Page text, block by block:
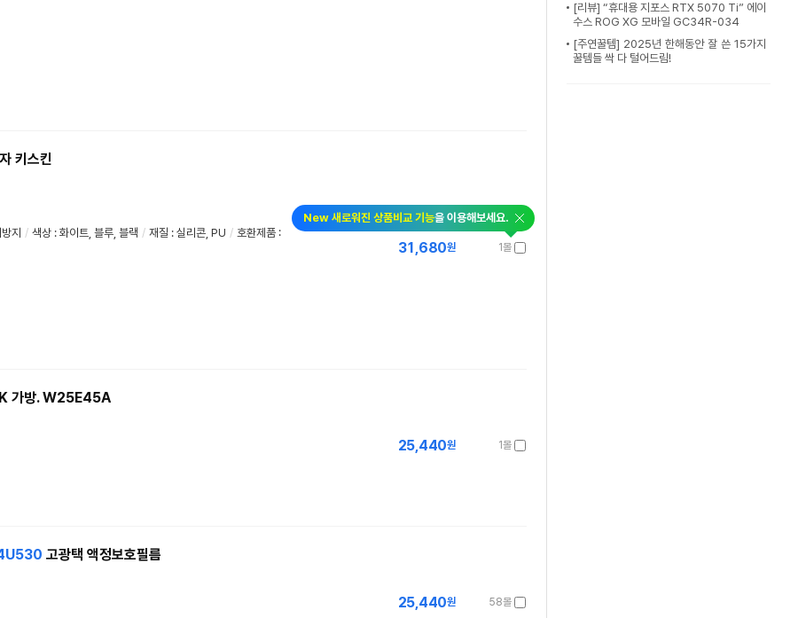
키스킨
지 / 색상 : 화이트, 블루, 블랙 / 재질 : 실리콘, PU / 호환제품 :
New 새로워진 상품비교 기능을 이용해보세요.
1몰
31,680원
가방. W25E45A
1몰
25,440원
고광택 액정보호필름
58몰
25,440원
[리뷰] “휴대용 지포스 RTX 5070 Ti” 에이
수스 ROG XG 모바일 GC34R-034
[주연꿀템] 2025년 한해동안 잘 쓴 15가지
꿀템들 싹 다 털어드림!